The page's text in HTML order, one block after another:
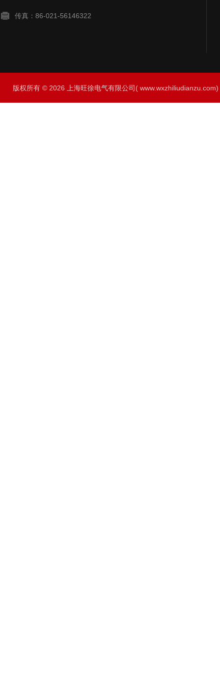
传真：86-021-56146322
版权所有 © 2026 上海旺徐电气有限公司(